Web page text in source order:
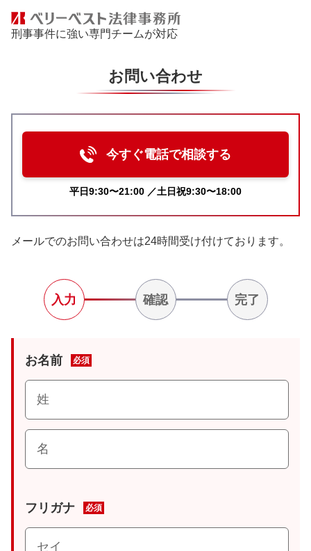
刑事事件に強い専門チームが対応
お問い合わせ
今すぐ電話で相談する
平日9:30〜21:00 ／土日祝9:30〜18:00
メールでのお問い合わせは24時間受け付けております。
入力 確認 完了
お名前 必須
フリガナ 必須